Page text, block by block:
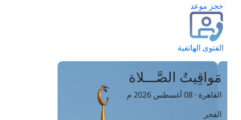
حجز موعد
الفتوى الهاتفية
مَواقِيتُ الصَّـــلاة
القاهرة · 08 أغسطس 2026 م
الفجر